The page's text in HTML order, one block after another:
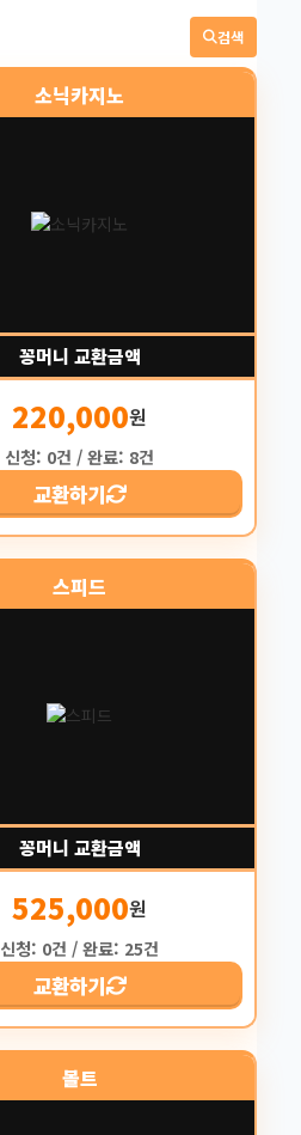
검색
소닉카지노
꽁머니 교환금액
220,000원
신청: 0건 / 완료: 8건
교환하기
스피드
꽁머니 교환금액
525,000원
신청: 0건 / 완료: 25건
교환하기
볼트